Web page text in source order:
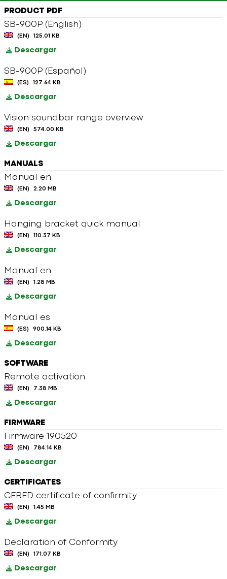
PRODUCT PDF
SB-900P (English)
(EN) 125.01 KB
Descargar
SB-900P (Español)
(ES) 127.64 KB
Descargar
Vision soundbar range overview
(EN) 574.00 KB
Descargar
MANUALS
Manual en
(EN) 2.20 MB
Descargar
Hanging bracket quick manual
(EN) 110.37 KB
Descargar
Manual en
(EN) 1.28 MB
Descargar
Manual es
(ES) 900.14 KB
Descargar
SOFTWARE
Remote activation
(EN) 7.38 MB
Descargar
FIRMWARE
Firmware 190520
(EN) 784.14 KB
Descargar
CERTIFICATES
CERED certificate of confirmity
(EN) 1.45 MB
Descargar
Declaration of Conformity
(EN) 171.07 KB
Descargar